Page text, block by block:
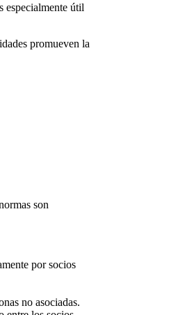
especialmente útil
promueven la
son
por socios
no asociadas.